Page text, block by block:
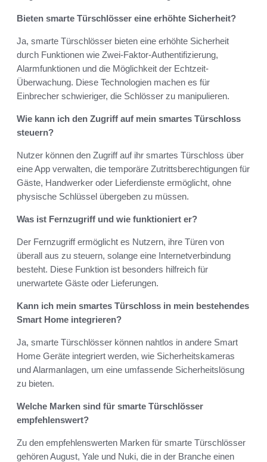
Bieten smarte Türschlösser eine erhöhte Sicherheit?
Ja, smarte Türschlösser bieten eine erhöhte Sicherheit
durch Funktionen wie Zwei-Faktor-Authentifizierung,
Alarmfunktionen und die Möglichkeit der Echtzeit-
Überwachung. Diese Technologien machen es für
Einbrecher schwieriger, die Schlösser zu manipulieren.
Wie kann ich den Zugriff auf mein smartes Türschloss
steuern?
Nutzer können den Zugriff auf ihr smartes Türschloss über
eine App verwalten, die temporäre Zutrittsberechtigungen für
Gäste, Handwerker oder Lieferdienste ermöglicht, ohne
physische Schlüssel übergeben zu müssen.
Was ist Fernzugriff und wie funktioniert er?
Der Fernzugriff ermöglicht es Nutzern, ihre Türen von
überall aus zu steuern, solange eine Internetverbindung
besteht. Diese Funktion ist besonders hilfreich für
unerwartete Gäste oder Lieferungen.
Kann ich mein smartes Türschloss in mein bestehendes
Smart Home integrieren?
Ja, smarte Türschlösser können nahtlos in andere Smart
Home Geräte integriert werden, wie Sicherheitskameras
und Alarmanlagen, um eine umfassende Sicherheitslösung
zu bieten.
Welche Marken sind für smarte Türschlösser
empfehlenswert?
Zu den empfehlenswerten Marken für smarte Türschlösser
gehören August, Yale und Nuki, die in der Branche einen